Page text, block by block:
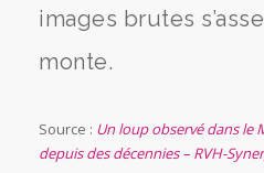
images brutes
monte.
Source : Un loup observé dans le
depuis des décennies – RVH-